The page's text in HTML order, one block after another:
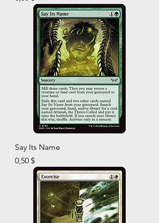
Say Its Name
Prix
0,50 $